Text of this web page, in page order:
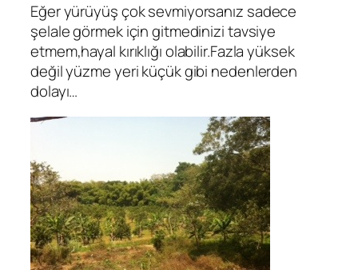
Eğer yürüyüş çok sevmiyorsanız sadece
şelale görmek için gitmedinizi tavsiye
etmem,hayal kırıklığı olabilir.Fazla yüksek
değil yüzme yeri küçük gibi nedenlerden
dolayı…